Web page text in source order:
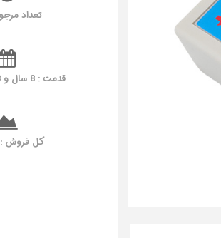
تعداد
قدمت : 8 سال و 8 ماه و 5 روز
کل فروش : 32 عدد